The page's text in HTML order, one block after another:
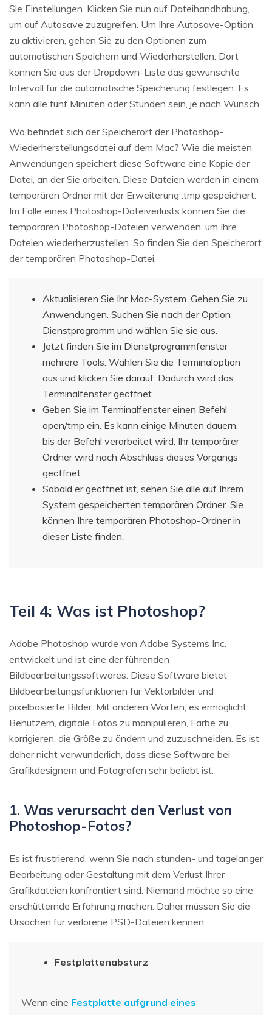
Sie Einstellungen. Klicken Sie nun auf Dateihandhabung,
um auf Autosave zuzugreifen. Um Ihre Autosave-Option
zu aktivieren, gehen Sie zu den Optionen zum
automatischen Speichern und Wiederherstellen. Dort
können Sie aus der Dropdown-Liste das gewünschte
Intervall für die automatische Speicherung festlegen. Es
kann alle fünf Minuten oder Stunden sein, je nach Wunsch.
Wo befindet sich der Speicherort der Photoshop-
Wiederherstellungsdatei auf dem Mac? Wie die meisten
Anwendungen speichert diese Software eine Kopie der
Datei, an der Sie arbeiten. Diese Dateien werden in einem
temporären Ordner mit der Erweiterung .tmp gespeichert.
Im Falle eines Photoshop-Dateiverlusts können Sie die
temporären Photoshop-Dateien verwenden, um Ihre
Dateien wiederherzustellen. So finden Sie den Speicherort
der temporären Photoshop-Datei.
Aktualisieren Sie Ihr Mac-System. Gehen Sie zu
Anwendungen. Suchen Sie nach der Option
Dienstprogramm und wählen Sie sie aus.
Jetzt finden Sie im Dienstprogrammfenster
mehrere Tools. Wählen Sie die Terminaloption
aus und klicken Sie darauf. Dadurch wird das
Terminalfenster geöffnet.
Geben Sie im Terminalfenster einen Befehl
open/tmp ein. Es kann einige Minuten dauern,
bis der Befehl verarbeitet wird. Ihr temporärer
Ordner wird nach Abschluss dieses Vorgangs
geöffnet.
Sobald er geöffnet ist, sehen Sie alle auf Ihrem
System gespeicherten temporären Ordner. Sie
können Ihre temporären Photoshop-Ordner in
dieser Liste finden.
Teil 4: Was ist Photoshop?
Adobe Photoshop wurde von Adobe Systems Inc.
entwickelt und ist eine der führenden
Bildbearbeitungssoftwares. Diese Software bietet
Bildbearbeitungsfunktionen für Vektorbilder und
pixelbasierte Bilder. Mit anderen Worten, es ermöglicht
Benutzern, digitale Fotos zu manipulieren, Farbe zu
korrigieren, die Größe zu ändern und zuzuschneiden. Es ist
daher nicht verwunderlich, dass diese Software bei
Grafikdesignern und Fotografen sehr beliebt ist.
1. Was verursacht den Verlust von
Photoshop-Fotos?
Es ist frustrierend, wenn Sie nach stunden- und tagelanger
Bearbeitung oder Gestaltung mit dem Verlust Ihrer
Grafikdateien konfrontiert sind. Niemand möchte so eine
erschütternde Erfahrung machen. Daher müssen Sie die
Ursachen für verlorene PSD-Dateien kennen.
Festplattenabsturz
Wenn eine Festplatte aufgrund eines